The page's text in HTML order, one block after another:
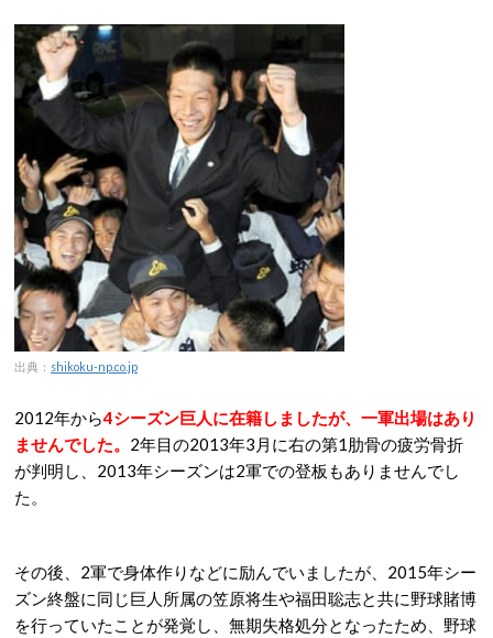
出典： shikoku-np.co.jp
2012年から4シーズン巨人に在籍しましたが、一軍出場はあり
ませんでした。 2年目の2013年3月に右の第1肋骨の疲労骨折
が判明し、2013年シーズンは2軍での登板もありませんでし
た。
その後、2軍で身体作りなどに励んでいましたが、2015年シー
ズン終盤に同じ巨人所属の笠原将生や福田聡志と共に野球賭博
を行っていたことが発覚し、無期失格処分となったため、野球